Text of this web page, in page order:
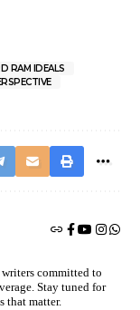
RAM IDEALS
committed to
Stay tuned for
that matter.